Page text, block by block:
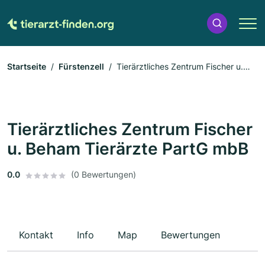
Startseite Fürstenzell
Tierärztliches Zentrum Fischer u.
Tierärztliches Zentrum Fischer
u. Beham Tierärzte PartG mbB
0.0 (0 Bewertungen)
Kontakt Info Map Bewertungen